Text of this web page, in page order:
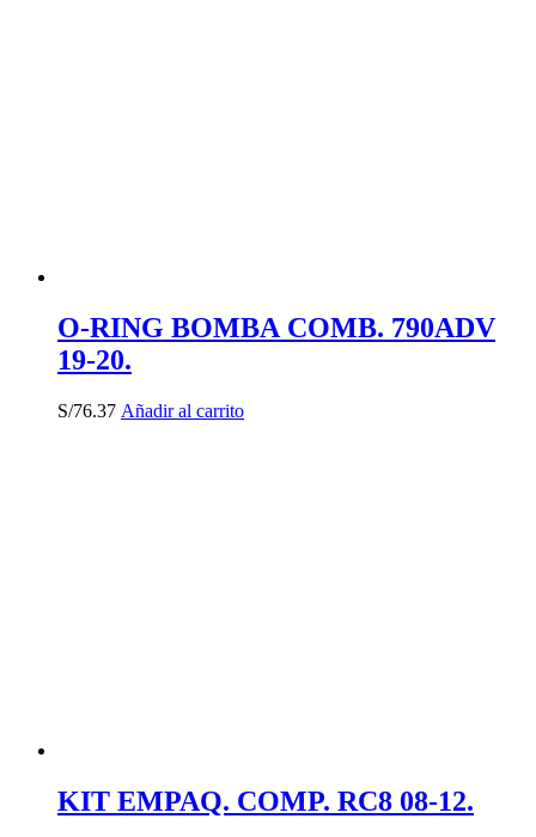
O-RING BOMBA COMB. 790ADV
19-20.
S/76.37 Añadir al carrito
KIT EMPAQ. COMP. RC8 08-12.